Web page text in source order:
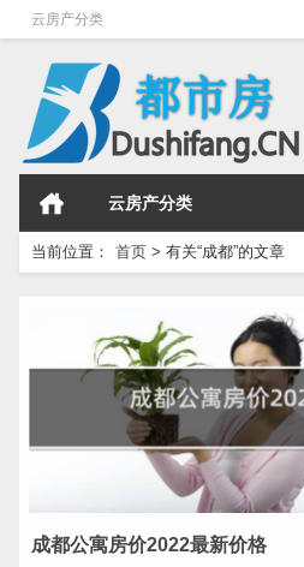
云房产分类
云房产分类
当前位置： 首页 > 有关“成都”的文章
成都公寓房价2022最新价格